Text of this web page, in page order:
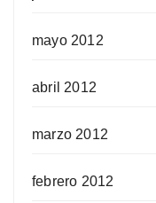
mayo 2012
abril 2012
marzo 2012
febrero 2012